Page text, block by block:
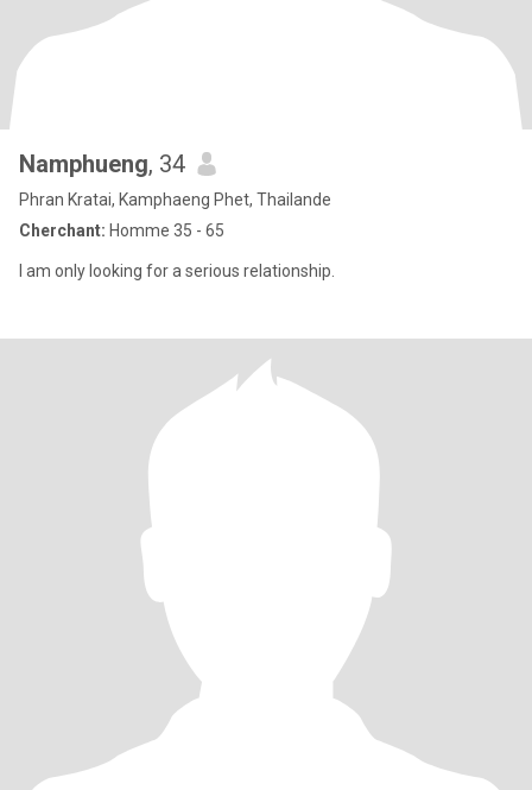
Namphueng, 34
Phran Kratai, Kamphaeng Phet, Thailande
Cherchant: Homme 35 - 65
I am only looking for a serious relationship.